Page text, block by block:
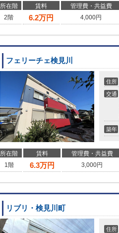
所在階 賃料 管理費・共益費
2階
6.2万円 4,000円
フェリーチェ検見川
住所
交通
築年
所在階 賃料 管理費・共益費
1階
6.3万円 3,000円
リブリ・検見川町
住所